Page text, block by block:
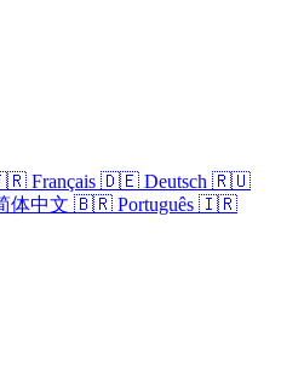
Français 🇩🇪 Deutsch 🇷🇺
中文 🇧🇷 Português 🇮🇷